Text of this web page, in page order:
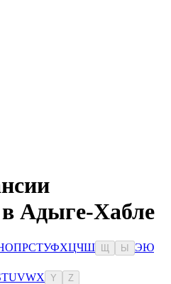
Адыге-Хабле
ОПРСТУФХЦЧШ Ы ЭЮ
TUVWX Y Z